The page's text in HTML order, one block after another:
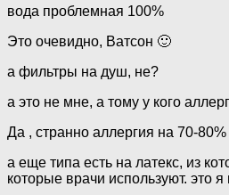
вода проблемная 100%
Это очевидно, Ватсон 🙂
а фильтры на душ, не?
а это не мне, а тому у кого
Да , странно аллергия на 70-80%
а еще типа есть на латекс, из
которые врачи используют. это